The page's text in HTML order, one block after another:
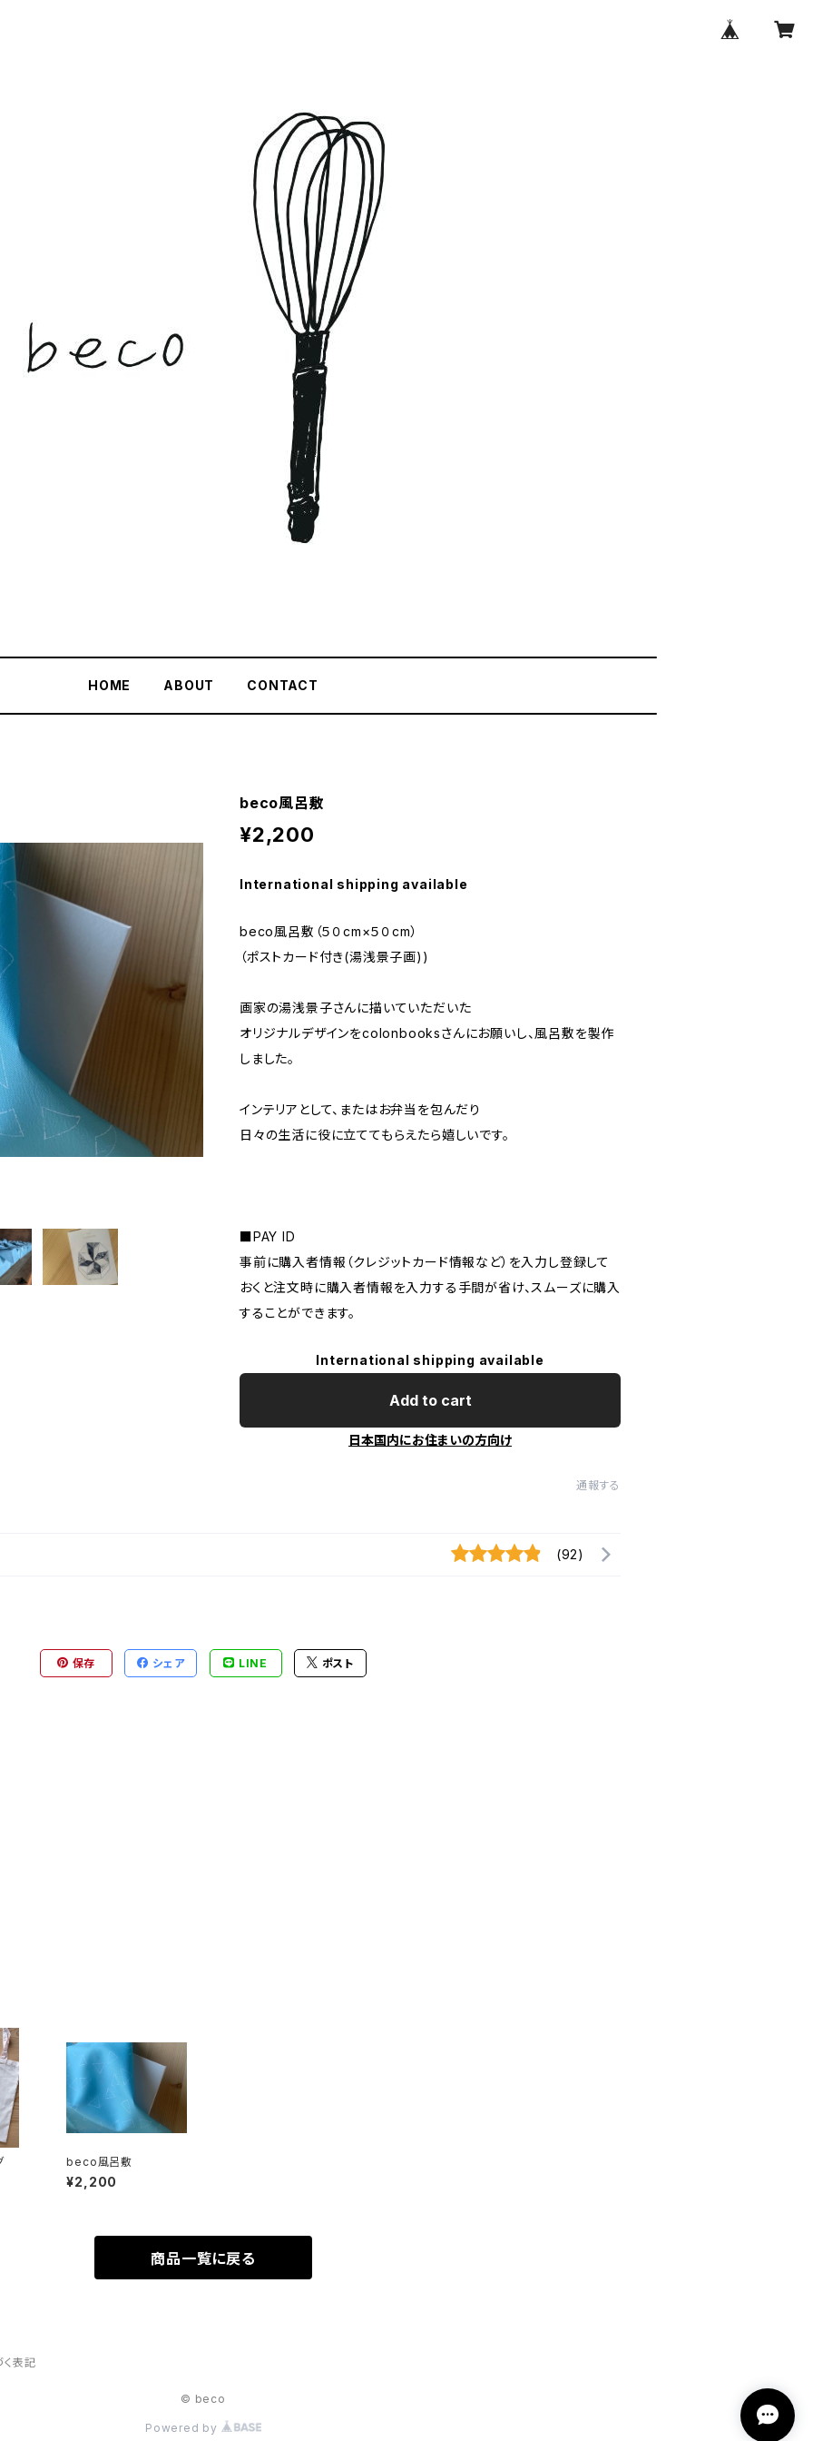
HOME ABOUT CONTACT
beco風呂敷
¥2,200
International shipping available
beco風呂敷（５０cm×５０cm）
（ポストカード付き(湯浅景子画))
画家の湯浅景子さんに描いていただいた
オリジナルデザインをcolonbooksさんにお願いし、風呂敷を製作
しました。
インテリアとして、またはお弁当を包んだり
日々の生活に役に立ててもらえたら嬉しいです。
■PAY ID
事前に購入者情報（クレジットカード情報など）を入力し登録して
おくと注文時に購入者情報を入力する手間が省け、スムーズに購入
することができます。
International shipping available
Add to cart
日本国内にお住まいの方向け
通報する
(92)
保存 シェア LINE ポスト
beco風呂敷
¥2,200
商品一覧に戻る
表記
© beco
Powered by